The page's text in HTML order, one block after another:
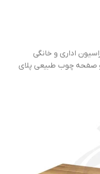
اداری و خانگی
کنید. سنجد چوب برای ساخت این نیمکت چوب و فلز از پروفیل 20 در 20 و صفحه چوب طبیعی پلای